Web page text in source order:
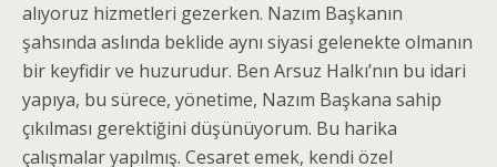
alıyoruz hizmetleri gezerken. Nazım Başkanın
şahsında aslında beklide aynı siyasi gelenekte olmanın
bir keyfidir ve huzurudur. Ben Arsuz Halkı’nın bu idari
yapıya, bu sürece, yönetime, Nazım Başkana sahip
çıkılması gerektiğini düşünüyorum. Bu harika
çalışmalar yapılmış. Cesaret emek, kendi özel